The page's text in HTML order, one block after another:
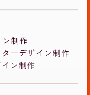
制作
ーデザイン制作
ン制作